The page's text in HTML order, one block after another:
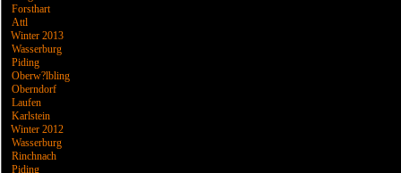
Forsthart
Attl
Winter 2013
Wasserburg
Piding
Oberw?lbling
Oberndorf
Laufen
Karlstein
Winter 2012
Wasserburg
Rinchnach
Piding